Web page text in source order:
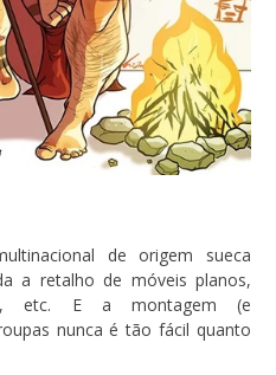
de origem sueca
a retalho de móveis planos,
etc. E a montagem (e
nunca é tão fácil quanto